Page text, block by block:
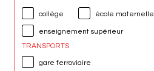
collège école maternelle
enseignement supérieur
TRANSPORTS
gare ferroviaire